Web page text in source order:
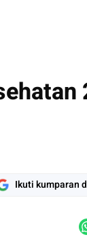
Ikuti kumparan